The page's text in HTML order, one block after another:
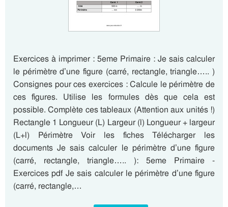
Exercices à imprimer : 5eme Primaire : Je sais calculer
le périmètre d’une figure (carré, rectangle, triangle….. )
Consignes pour ces exercices : Calcule le périmètre de
ces figures. Utilise les formules dès que cela est
possible. Complète ces tableaux (Attention aux unités !)
Rectangle 1 Longueur (L) Largeur (l) Longueur + largeur
(L+l) Périmètre Voir les fiches Télécharger les
documents Je sais calculer le périmètre d’une figure
(carré, rectangle, triangle….. ): 5eme Primaire -
Exercices pdf Je sais calculer le périmètre d’une figure
(carré, rectangle,…